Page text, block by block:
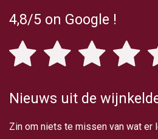
4,8/5 on Google !
Nieuws uit de
Zin om niets te missen van wat er